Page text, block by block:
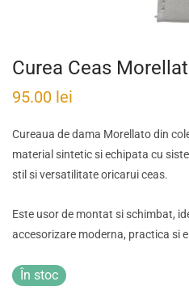
Curea Ceas
95.00 lei
Cureaua de dama Morellato din
material sintetic si echipata cu
stil si versatilitate oricarui ceas.
Este usor de montat si schimbat,
accesorizare moderna, practica si
În stoc